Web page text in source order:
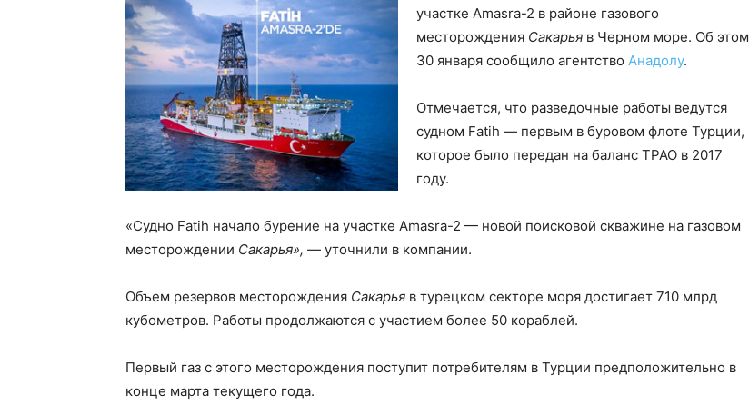
участке Amasra-2 в районе газового
месторождения Сакарья в Черном море. Об этом
30 января сообщило агентство Анадолу.
Отмечается, что разведочные работы ведутся
судном Fatih — первым в буровом флоте Турции,
которое было передан на баланс TPAO в 2017
году.
«Судно Fatih начало бурение на участке Amasra-2 — новой поисковой скважине на газовом
месторождении Сакарья», — уточнили в компании.
Объем резервов месторождения Сакарья в турецком секторе моря достигает 710 млрд
кубометров. Работы продолжаются с участием более 50 кораблей.
Первый газ с этого месторождения поступит потребителям в Турции предположительно в
конце марта текущего года.